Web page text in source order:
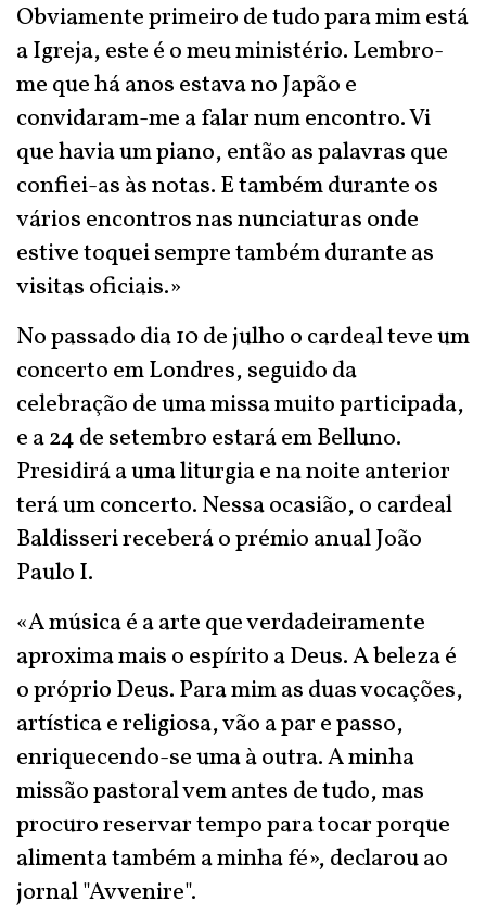
Obviamente primeiro de tudo para mim está
a Igreja, este é o meu ministério. Lembro-
me que há anos estava no Japão e
convidaram-me a falar num encontro. Vi
que havia um piano, então as palavras que
confiei-as às notas. E também durante os
vários encontros nas nunciaturas onde
estive toquei sempre também durante as
visitas oficiais.»
No passado dia 10 de julho o cardeal teve um
concerto em Londres, seguido da
celebração de uma missa muito participada,
e a 24 de setembro estará em Belluno.
Presidirá a uma liturgia e na noite anterior
terá um concerto. Nessa ocasião, o cardeal
Baldisseri receberá o prémio anual João
Paulo I.
«A música é a arte que verdadeiramente
aproxima mais o espírito a Deus. A beleza é
o próprio Deus. Para mim as duas vocações,
artística e religiosa, vão a par e passo,
enriquecendo-se uma à outra. A minha
missão pastoral vem antes de tudo, mas
procuro reservar tempo para tocar porque
alimenta também a minha fé», declarou ao
jornal "Avvenire".